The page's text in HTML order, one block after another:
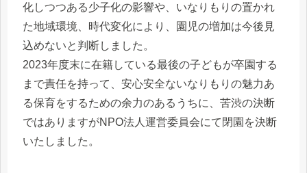
化しつつある少子化の影響や、いなりもりの置かれ
た地域環境、時代変化により、園児の増加は今後見
込めないと判断しました。
2023年度末に在籍している最後の子どもが卒園する
まで責任を持って、安心安全ないなりもりの魅力あ
る保育をするための余力のあるうちに、苦渋の決断
ではありますがNPO法人運営委員会にて閉園を決断
いたしました。